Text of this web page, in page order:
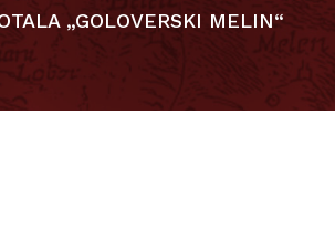
„GOLOVERSKI MELIN“